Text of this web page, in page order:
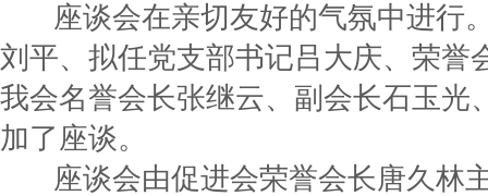
座谈会在亲切友好的气氛中进行
刘平、拟任党支部书记吕大庆、荣誉
我会名誉会长张继云、副会长石玉光
加了座谈。
座谈会由促进会荣誉会长唐久林